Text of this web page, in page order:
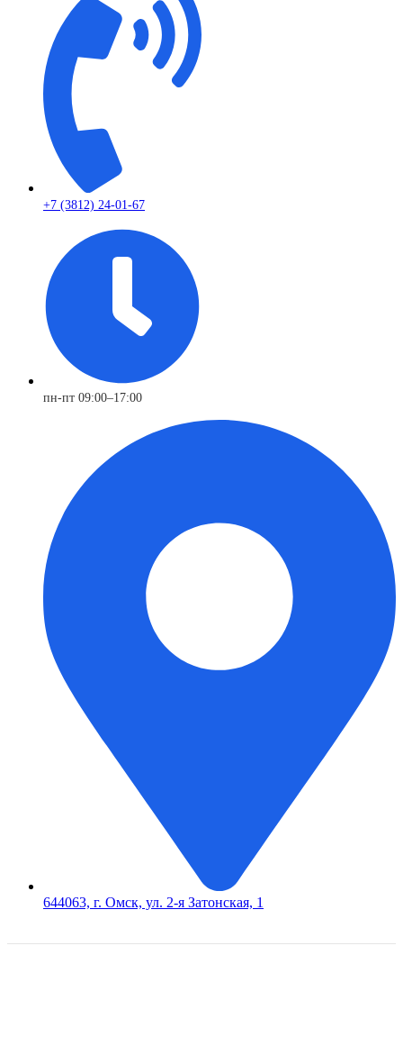
+7 (3812) 24-01-67
пн-пт 09:00–17:00
644063, г. Омск, ул. 2-я Затонская, 1